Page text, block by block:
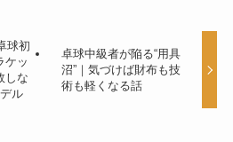
球初
ケッ
しな
ル
卓球中級者が陥る“用具
沼”｜気づけば財布も技
術も軽くなる話